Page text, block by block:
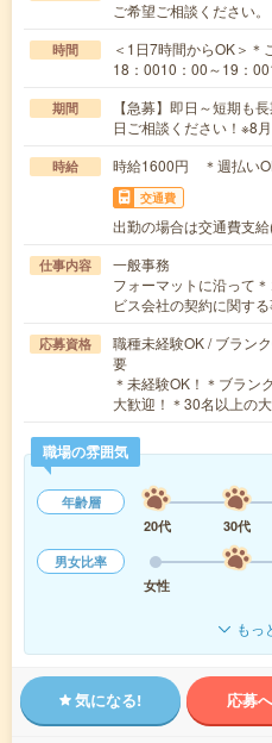
ご希望ご相談ください。
時間
＜1日7時間からOK＞＊
18：0010：00～19：
期間
【急募】即日～短期も
日ご相談ください！※8
時給 時給1600円 ＊週払い
交通費
出勤の場合は交通費支
仕事内容
一般事務
フォーマットに沿って
ビス会社の契約に関す
応募資格
職種未経験OK / ブラン
要
＊未経験OK！＊ブラン
大歓迎！＊30名以上の
職場の雰囲気
年齢層
20代
30代
男女比率
女性
もっ
気になる! 応募